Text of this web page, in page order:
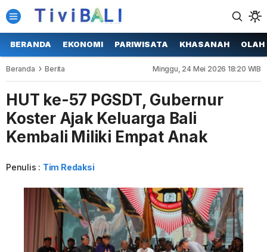
BERANDA EKONOMI PARIWISATA KHASANAH OLAH
Beranda Berita Minggu, 24 Mei 2026 18:20 WIB
HUT ke-57 PGSDT, Gubernur
Koster Ajak Keluarga Bali
Kembali Miliki Empat Anak
Penulis : Tim Redaksi